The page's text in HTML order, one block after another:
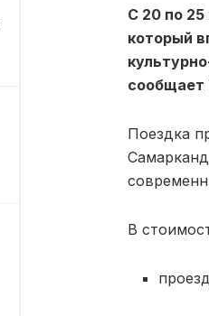
С 20 по
который
сообщает
Поездка
В